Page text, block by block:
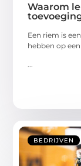
Waarom
Een riem is
hebben op
...
BEDRIJVEN